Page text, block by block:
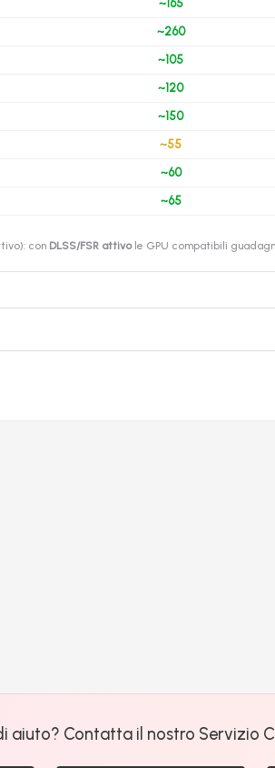
~165
~260
~105
~120
~150
~55
~60
~65
con DLSS/FSR attivole GPU compatibili
aiuto? Contatta il nostro Servizio